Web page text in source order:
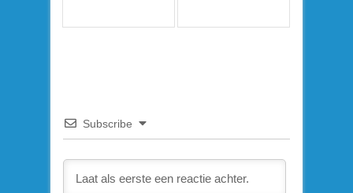
Subscribe